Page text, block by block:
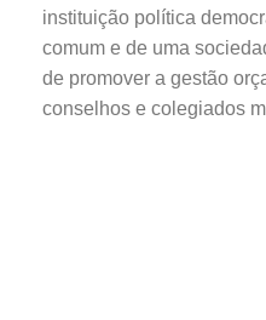
instituição política
comum e de uma
de promover a gestão
conselhos e colegiados